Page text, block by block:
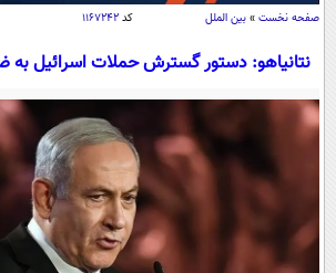
اقتصاد
اقتصادی
خودرو
جامعه
اجتماعی
حوادث
یک برش دانایی
محیط زیست
ورزشی
بین الملل
سیاست خارجی
فرهنگ و هنر
علم و دانش
فناوری و It
قرآن
صفحه نخست » بین الملل کد۱۱۶۷۲۴۲
نتانیاهو: دستور گسترش حملات اسرائیل به